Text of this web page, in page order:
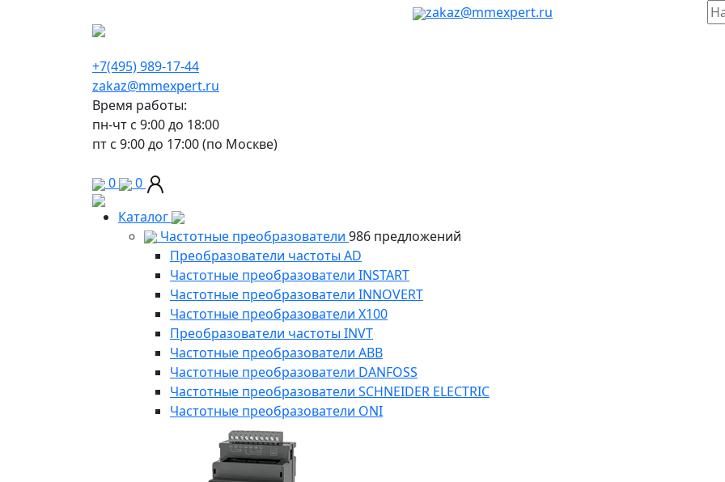
zakaz@mmexpert.ru
+7(495) 989-17-44
zakaz@mmexpert.ru
Время работы:
пн-чт с 9:00 до 18:00
пт с 9:00 до 17:00 (по Москве)
0
0
Каталог
Частотные преобразователи 986 предложений
Преобразователи частоты AD
Частотные преобразователи INSTART
Частотные преобразователи INNOVERT
Частотные преобразователи Х100
Преобразователи частоты INVT
Частотные преобразователи ABB
Частотные преобразователи DANFOSS
Частотные преобразователи SCHNEIDER ELECTRIC
Частотные преобразователи ONI